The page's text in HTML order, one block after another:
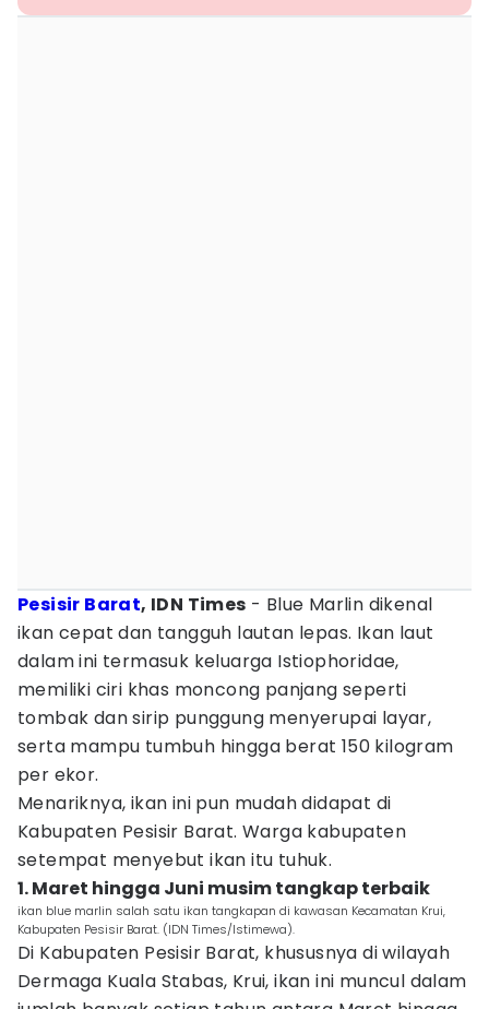
Pesisir Barat, IDN Times - Blue Marlin dikenal
ikan cepat dan tangguh lautan lepas. Ikan laut
dalam ini termasuk keluarga Istiophoridae,
memiliki ciri khas moncong panjang seperti
tombak dan sirip punggung menyerupai layar,
serta mampu tumbuh hingga berat 150 kilogram
per ekor.
Menariknya, ikan ini pun mudah didapat di
Kabupaten Pesisir Barat. Warga kabupaten
setempat menyebut ikan itu tuhuk.
1. Maret hingga Juni musim tangkap terbaik
ikan blue marlin salah satu ikan tangkapan di kawasan Kecamatan Krui,
Kabupaten Pesisir Barat. (IDN Times/Istimewa).
Di Kabupaten Pesisir Barat, khususnya di wilayah
Dermaga Kuala Stabas, Krui, ikan ini muncul dalam